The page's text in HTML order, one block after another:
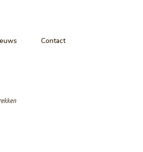
Contact